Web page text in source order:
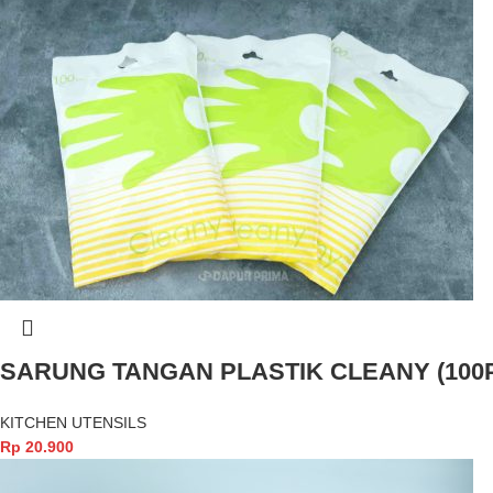
SARUNG TANGAN PLASTIK CLEANY
KITCHEN UTENSILS
Rp 20.900